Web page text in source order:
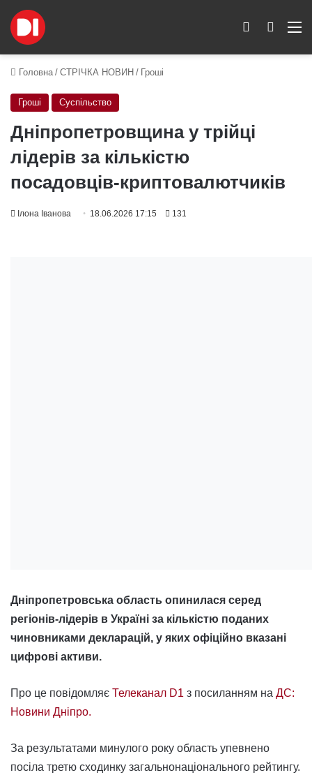
Пошук
Switch skin
Головна / СТРІЧКА НОВИН / Гроші
Гроші Суспільство
Дніпропетровщина у трійці
лідерів за кількістю
посадовців-криптовалютчиків
Ілона Іванова 18.06.2026 17:15 131
Дніпропетровська область опинилася серед
регіонів-лідерів в Україні за кількістю поданих
чиновниками декларацій, у яких офіційно вказані
цифрові активи.
Про це повідомляє Телеканал D1 з посиланням на ДС:
Новини Дніпро.
За результатами минулого року область упевнено
посіла третю сходинку загальнонаціонального рейтингу.